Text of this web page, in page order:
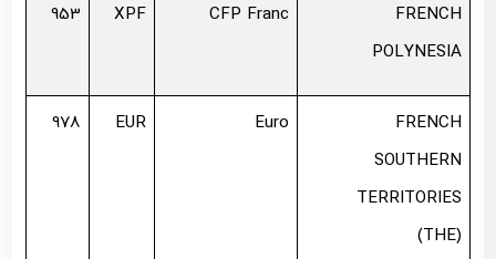
FRENCH
POLYNESIA
CFP Franc
XPF
953
FRENCH
SOUTHERN
TERRITORIES
(THE)
Euro
EUR
978